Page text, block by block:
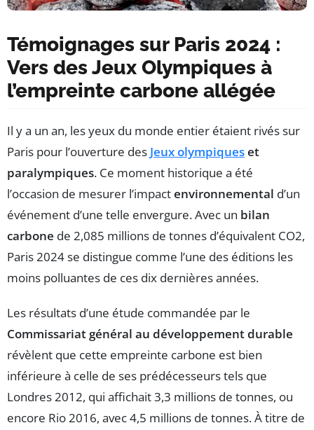
Témoignages sur Paris 2024 :
Vers des Jeux Olympiques à
l’empreinte carbone allégée
Il y a un an, les yeux du monde entier étaient rivés sur
Paris pour l’ouverture des Jeux olympiqueset
paralympiques. Ce moment historique a été
l’occasion de mesurer l’impactenvironnemental d’un
événement d’une telle envergure. Avec un bilan
carbone de 2,085 millions de tonnes d’équivalent CO2,
Paris 2024 se distingue comme l’une des éditions les
moins polluantes de ces dix dernières années.
Les résultats d’une étude commandée par le
Commissariat général au développement durable
révèlent que cette empreinte carbone est bien
inférieure à celle de ses prédécesseurs tels que
Londres 2012, qui affichait 3,3 millions de tonnes, ou
encore Rio 2016, avec 4,5 millions de tonnes. À titre de